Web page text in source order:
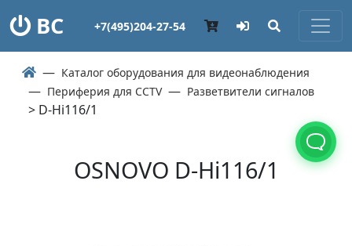
ВС +7(495)204-27-54
Каталог оборудования для видеонаблюдения
Периферия для CCTV
Разветвители сигналов
> D-Hi116/1
OSNOVO D-Hi116/1